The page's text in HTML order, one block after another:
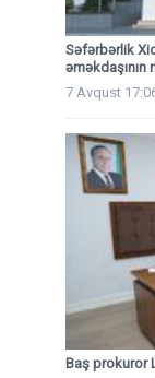
Səfərbərlik
əməkdaşının
7 Avqust
Baş prokuror